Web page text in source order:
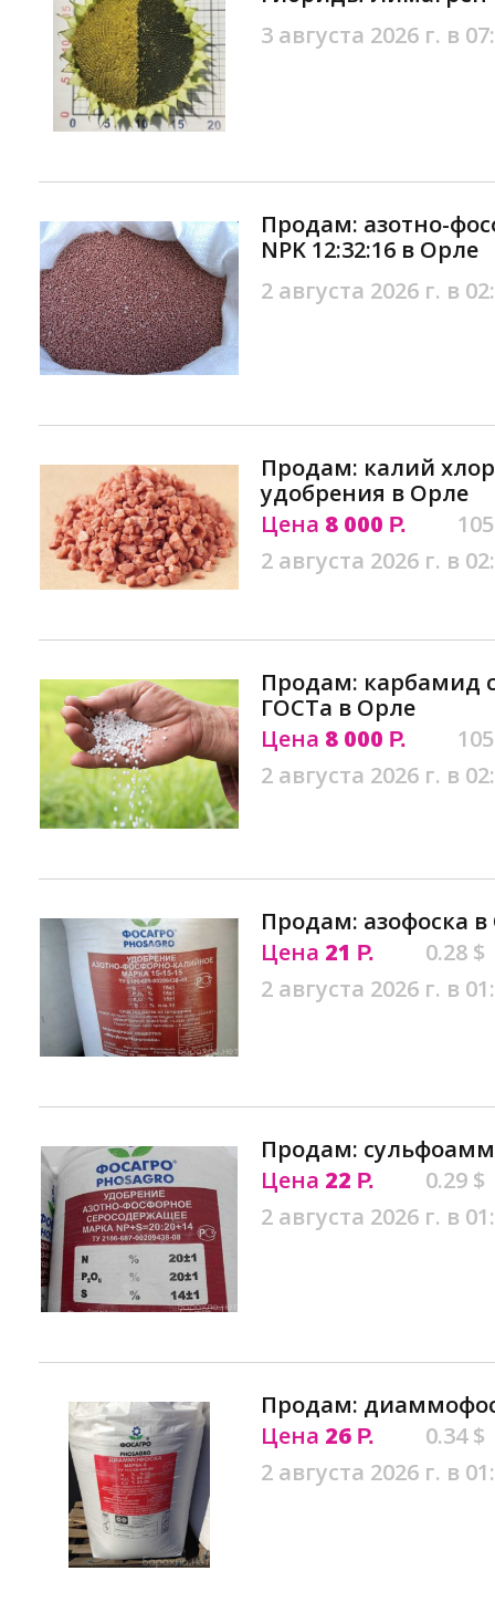
3 августа 2026 г. в
Продам: азотно-
NPK 12:32:16 в Орле
2 августа 2026 г. в
Продам: калий
удобрения в Орле
Цена 8 000 Р.
2 августа 2026 г. в
Продам: карбамид
ГОСТа в Орле
Цена 8 000 Р.
2 августа 2026 г. в
Продам: азофоска
Цена 21 Р.
0.28 $
2 августа 2026 г. в
Продам:
Цена 22 Р.
0.29 $
2 августа 2026 г. в
Продам:
Цена 26 Р.
0.34 $
2 августа 2026 г. в